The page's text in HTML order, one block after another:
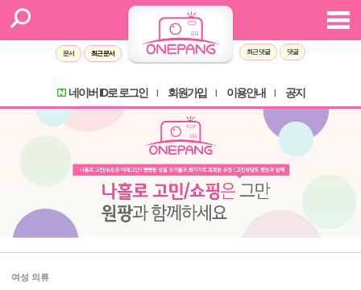
문서 최근 문서 최근 댓글 댓글
네이버 ID로 로그인 회원가입 이용안내 공지
여성 의류